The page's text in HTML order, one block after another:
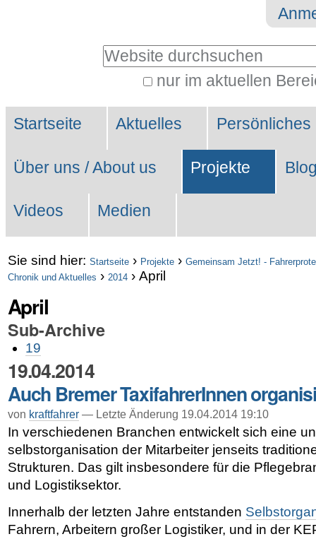
Direkt
zur
Werkzeuge
Website durchsuchen
nur im aktuellen
Suche…
Sektionen
Startseite Aktuelles Persönliches
Über uns / About us Projekte
Videos Medien
Sie sind hier: Startseite › Projekte › Gemeinsam Jetzt! -
Chronik und Aktuelles › 2014 › April
April
Sub-Archive
19
19.04.2014
Auch Bremer TaxifahrerInnen
von kraftfahrer— Letzte Änderung 19.04.2014 19:10
In verschiedenen Branchen entwickelt sich eine
selbstorganisation der Mitarbeiter jenseits
Strukturen. Das gilt insbesondere für die
und Logistiksektor.
Innerhalb der letzten Jahre entstanden
Fahrern, Arbeitern großer Logistiker, und in der